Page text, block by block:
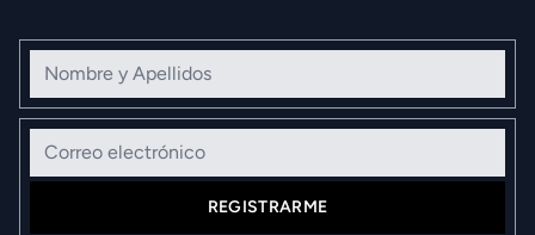
Nombre y Apellidos
Correo electrónico
REGISTRARME